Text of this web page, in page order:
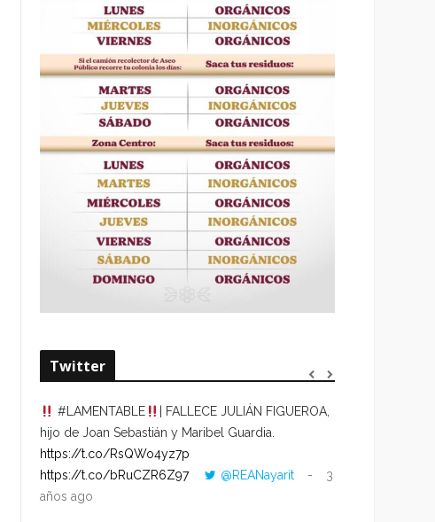
Twitter
#LAMENTABLE
| FALLECE JULIÁN FIGUEROA,
hijo de Joan Sebastián y Maribel Guardia.
https://t.co/RsQWo4yz7p
https://t.co/bRuCZR6Z97
@REANayarit
3
años ago